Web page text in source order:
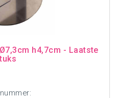
h4,7cm - Laatste